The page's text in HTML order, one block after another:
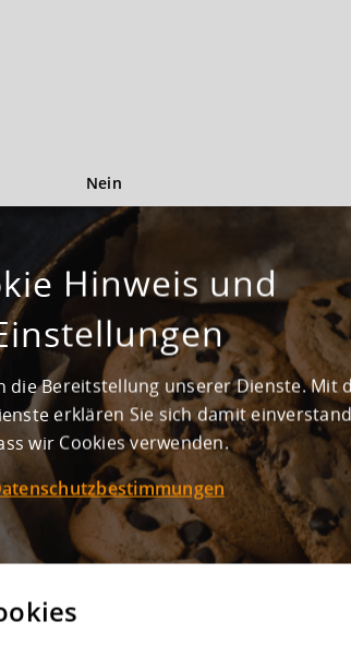
Nein
und Bestandsflächen können
und Light Industrial als Nutzung
Konzerte, Filmdrehs etc.)
gekennzeichneten Immobilien -
gesetzlichen MwSt.
3,5 Nettomonatsmieten. Bei einer
Hinweis und
die Bereitstellung unserer Dienste. Mit
erklären Sie sich damit
wir Cookies verwenden.